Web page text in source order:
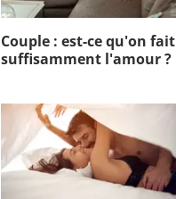
Couple : est-ce qu'on fait
suffisamment l'amour ?